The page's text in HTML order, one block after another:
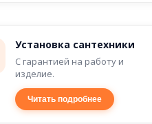
Установка сантехники
С гарантией на работу и
изделие.
Читать подробнее